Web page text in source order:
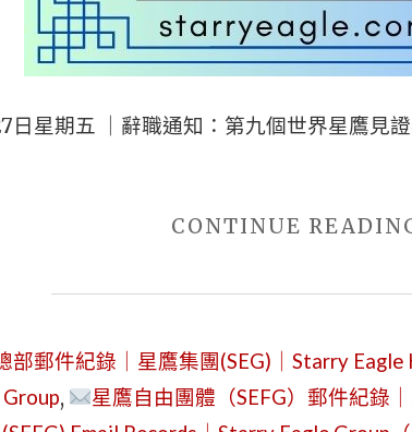
日星期五 ｜辭職通知：第九個世界星鷹
CONTINUE
部郵件紀錄｜星鷹集團(SEG)｜Starry Eagle
,
星鷹自由團體（SEFG）郵件紀錄